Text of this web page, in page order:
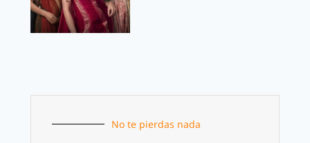
No te pierdas nada